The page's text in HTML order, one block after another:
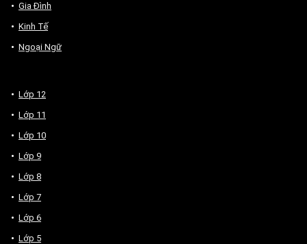
Gia Đình
Kinh Tế
Ngoại Ngữ
Lớp 12
Lớp 11
Lớp 10
Lớp 9
Lớp 8
Lớp 7
Lớp 6
Lớp 5